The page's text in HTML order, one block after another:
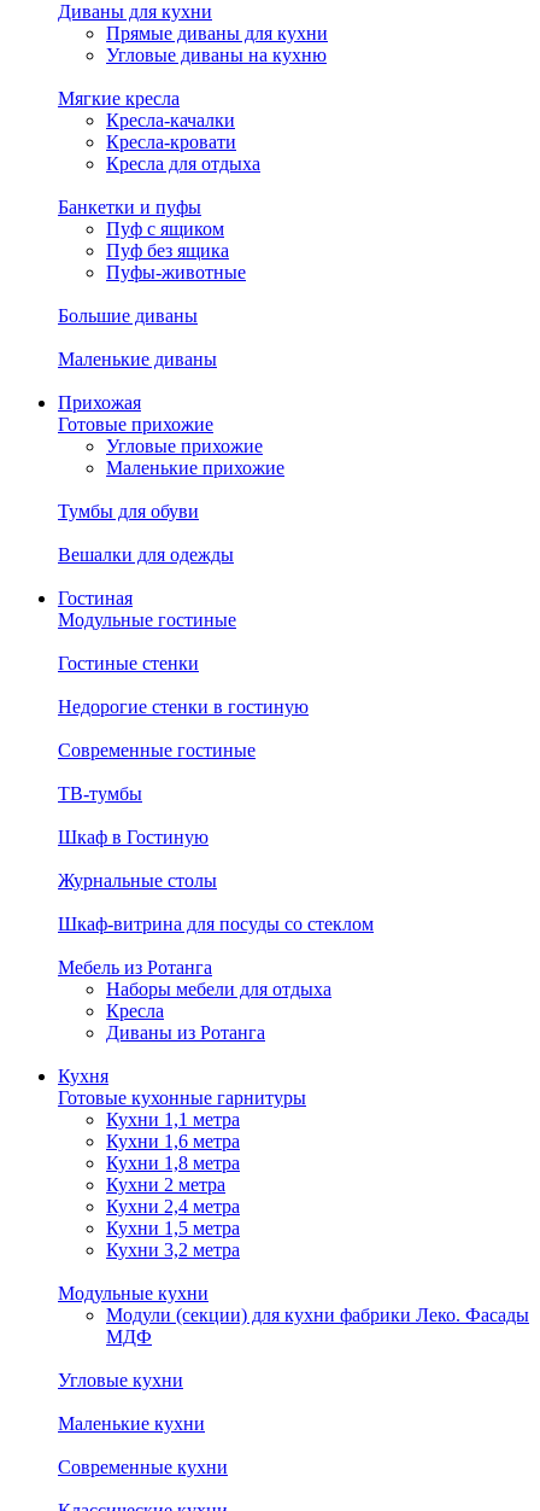
Диваны для кухни
Прямые диваны для кухни
Угловые диваны на кухню
Мягкие кресла
Кресла-качалки
Кресла-кровати
Кресла для отдыха
Банкетки и пуфы
Пуф с ящиком
Пуф без ящика
Пуфы-животные
Большие диваны
Маленькие диваны
Прихожая
Готовые прихожие
Угловые прихожие
Маленькие прихожие
Тумбы для обуви
Вешалки для одежды
Гостиная
Модульные гостиные
Гостиные стенки
Недорогие стенки в гостиную
Современные гостиные
ТВ-тумбы
Шкаф в Гостиную
Журнальные столы
Шкаф-витрина для посуды со стеклом
Мебель из Ротанга
Наборы мебели для отдыха
Кресла
Диваны из Ротанга
Кухня
Готовые кухонные гарнитуры
Кухни 1,1 метра
Кухни 1,6 метра
Кухни 1,8 метра
Кухни 2 метра
Кухни 2,4 метра
Кухни 1,5 метра
Кухни 3,2 метра
Модульные кухни
Модули (секции) для кухни фабрики Леко. Фасады
МДФ
Угловые кухни
Маленькие кухни
Современные кухни